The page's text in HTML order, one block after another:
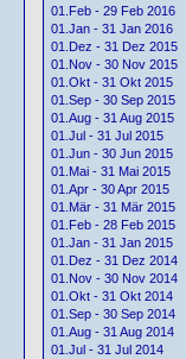
01.Feb - 29 Feb 2016
01.Jan - 31 Jan 2016
01.Dez - 31 Dez 2015
01.Nov - 30 Nov 2015
01.Okt - 31 Okt 2015
01.Sep - 30 Sep 2015
01.Aug - 31 Aug 2015
01.Jul - 31 Jul 2015
01.Jun - 30 Jun 2015
01.Mai - 31 Mai 2015
01.Apr - 30 Apr 2015
01.Mär - 31 Mär 2015
01.Feb - 28 Feb 2015
01.Jan - 31 Jan 2015
01.Dez - 31 Dez 2014
01.Nov - 30 Nov 2014
01.Okt - 31 Okt 2014
01.Sep - 30 Sep 2014
01.Aug - 31 Aug 2014
01.Jul - 31 Jul 2014